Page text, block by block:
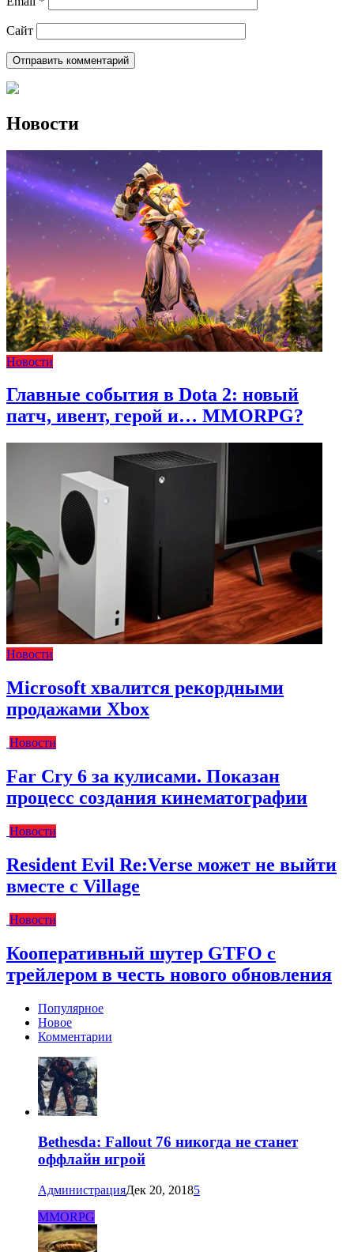
Сайт
Новости
Новости
Главные события в Dota 2: новый
патч, ивент, герой и… MMORPG?
Новости
Microsoft хвалится рекордными
продажами Xbox
Новости
Far Cry 6 за кулисами. Показан
процесс создания кинематографии
Новости
Resident Evil Re:Verse может не выйти
вместе с Village
Новости
Кооперативный шутер GTFO с
трейлером в честь нового обновления
Популярное
Новое
Комментарии
Bethesda: Fallout 76 никогда не станет
оффлайн игрой
АдминистрацияДек 20, 20185
MMORPG